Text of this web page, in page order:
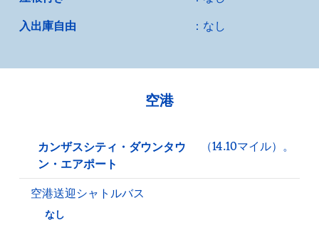
入出庫自由
：なし
空港
カンザスシティ・ダウンタウ
ン・エアポート
（14.10マイル）。
空港送迎シャトルバス
なし